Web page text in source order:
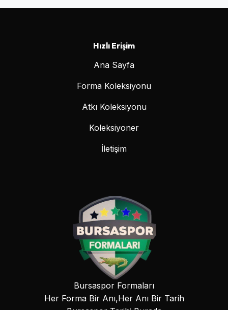
Hızlı Erişim
Ana Sayfa
Forma Koleksiyonu
Atkı Koleksiyonu
Koleksiyoner
İletişim
Bursaspor Formaları
Her Forma Bir Anı,Her Anı Bir Tarih